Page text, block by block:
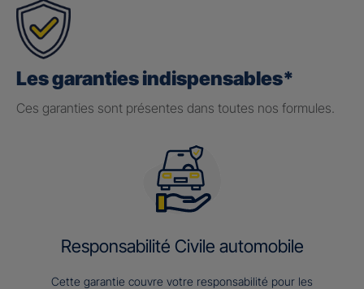
Les garanties indispensables*
Ces garanties sont présentes dans toutes nos formules.
Responsabilité Civile automobile
Cette garantie couvre votre responsabilité pour les